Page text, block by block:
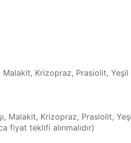
Malakit, Krizopraz, Prasiolit,
Malakit, Krizopraz, Prasiolit,
fiyat teklifi alınmalıdır)